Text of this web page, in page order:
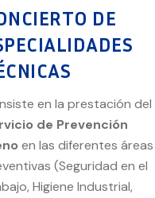
DE
en la prestación del
de Prevención
en las diferentes áreas
(Seguridad en el
Higiene Industrial,